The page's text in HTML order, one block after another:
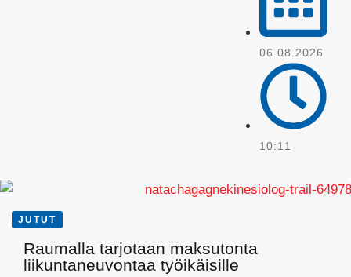
Pinterest
06.08.2026
10:11
JUTUT
Raumalla tarjotaan maksutonta
liikuntaneuvontaa työikäisille